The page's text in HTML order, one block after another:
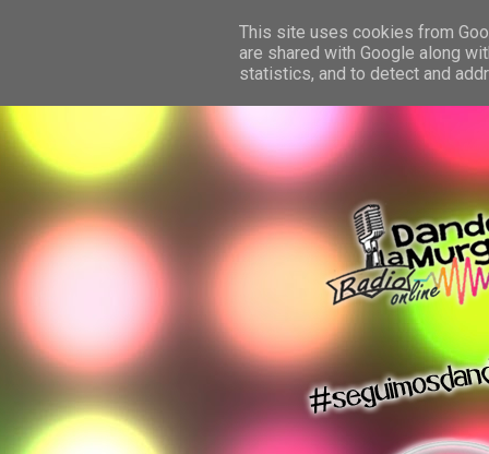
This site uses cookies from
are shared with Google along
statistics, and to detect and